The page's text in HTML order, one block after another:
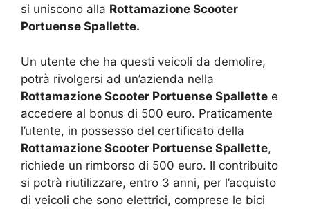
si uniscono alla Rottamazione Scooter
Portuense Spallette.
Un utente che ha questi veicoli da demolire,
potrà rivolgersi ad un’azienda nella
Rottamazione Scooter Portuense Spallette e
accedere al bonus di 500 euro. Praticamente
l’utente, in possesso del certificato della
Rottamazione Scooter Portuense Spallette,
richiede un rimborso di 500 euro. Il contribuito
si potrà riutilizzare, entro 3 anni, per l’acquisto
di veicoli che sono elettrici, comprese le bici